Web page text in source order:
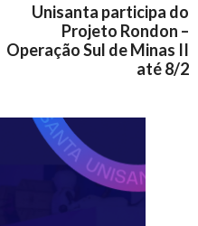
Unisanta participa do
Projeto Rondon –
Operação Sul de Minas II
até 8/2